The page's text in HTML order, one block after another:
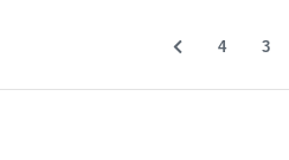
3
4